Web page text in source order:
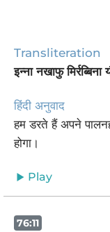
Transliteration
इन्ना नखाफु
हिंदी अनुवाद
हम डरते हैं अपने
होगा।
Play
76:11